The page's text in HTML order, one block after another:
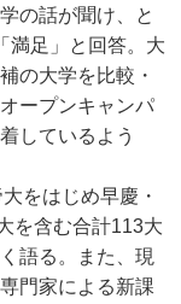
の話が聞け、と
満足」と回答。大
の大学を比較・
ープンキャンパ
しているよう
をはじめ早慶・
を含む合計113大
語る。また、現
門家による新課